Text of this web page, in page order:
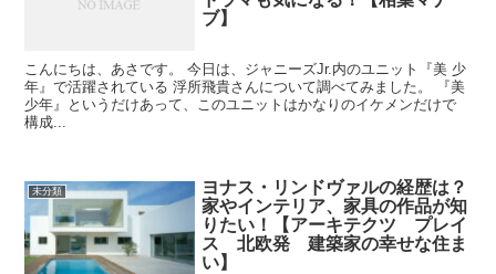
ブ】
こんにちは、あさです。 今日は、ジャニーズJr.内のユニット『美 少
年』で活躍されている 浮所飛貴さんについて調べてみました。 『美
少年』というだけあって、このユニットはかなりのイケメンだけで
構成...
未分類
ヨナス・リンドヴァルの経歴は？
家やインテリア、家具の作品が知
りたい！【アーキテクツ プレイ
ス 北欧発 建築家の幸せな住ま
い】